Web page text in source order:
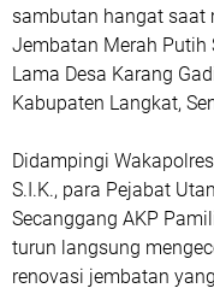
sambutan hangat saat
Jembatan Merah Putih
Lama Desa Karang
Kabupaten Langkat,
Didampingi
S.I.K., para Pejabat
Secanggang AKP
turun langsung
renovasi jembatan